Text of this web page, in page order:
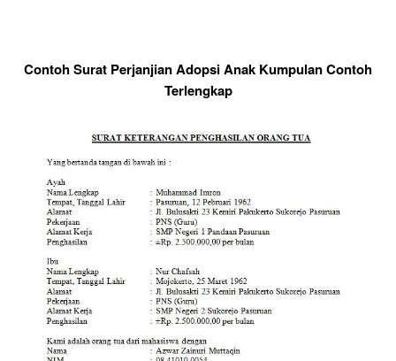
Contoh Surat Perjanjian Adopsi Anak Kumpulan Contoh
Terlengkap